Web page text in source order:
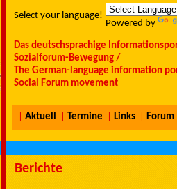
Select your language!
Powered by
Das deutschsprachige
Sozialforum-Bewegung /
The German-language information
Social Forum movement
Aktuell Termine Links Forum
Berichte